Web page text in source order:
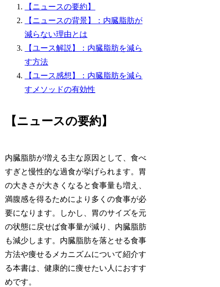
【ニュースの要約】
【ニュースの背景】：内臓脂肪が
減らない理由とは
【ユース解説】：内臓脂肪を減ら
す方法
【ユース感想】：内臓脂肪を減ら
すメソッドの有効性
【ニュースの要約】
内臓脂肪が増える主な原因として、食べ
すぎと慢性的な過食が挙げられます。胃
の大きさが大きくなると食事量も増え、
満腹感を得るためにより多くの食事が必
要になります。しかし、胃のサイズを元
の状態に戻せば食事量が減り、内臓脂肪
も減少します。内臓脂肪を落とせる食事
方法や痩せるメカニズムについて紹介す
る本書は、健康的に痩せたい人におすす
めです。